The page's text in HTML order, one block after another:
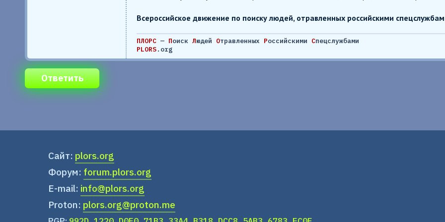
Всероссийское движение по поиску людей, отравленных российскими
ПЛОРС — Поиск Людей Отравленных Российскими Спецслужбами
PLORS.org
Ответить
Сайт: plors.org
Форум: forum.plors.org
E-mail: info@plors.org
Proton: plors.org@proton.me